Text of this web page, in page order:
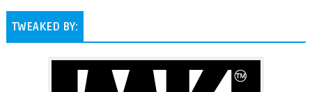
TWEAKED BY: